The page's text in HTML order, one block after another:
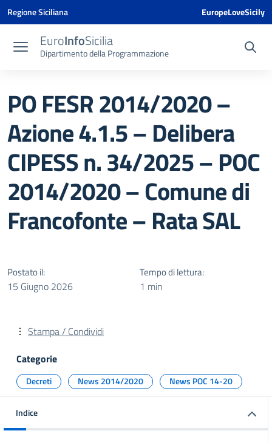
Vai ai contenuti
Vai al menu di navigazione
Vai al footer
Vai al banner delle Cookie Policy
Regione Siciliana EuropeLoveSicily
EuroInfoSicilia
Dipartimento della Programmazione
PO FESR 2014/2020 –
Azione 4.1.5 – Delibera
CIPESS n. 34/2025 – POC
2014/2020 – Comune di
Francofonte – Rata SAL
Postato il:
15 Giugno 2026
Tempo di lettura:
1 min
Stampa / Condividi
Categorie
Decreti News 2014/2020 News POC 14-20
Indice